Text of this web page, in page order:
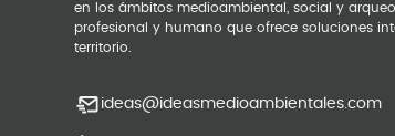
en los ámbitos medioambiental, social y
profesional y humano que ofrece soluciones
territorio.
ideas@ideasmedioambientales.com